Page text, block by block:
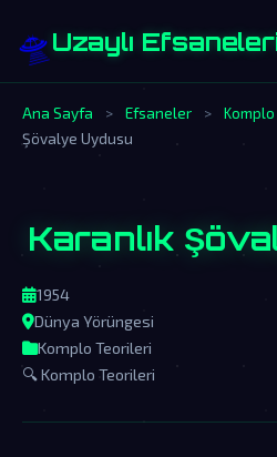
🛸Uzaylı
Ana Sayfa > Efsaneler >
Şövalye Uydusu
Karanlık
1954
Dünya Yörüngesi
Komplo Teorileri
🔍 Komplo Teorileri